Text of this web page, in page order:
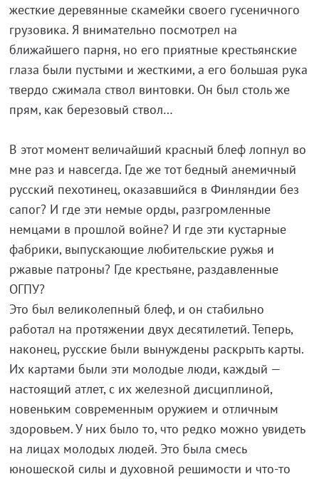
жесткие деревянные скамейки своего гусеничного
грузовика. Я внимательно посмотрел на
ближайшего парня, но его приятные крестьянские
глаза были пустыми и жесткими, а его большая рука
твердо сжимала ствол винтовки. Он был столь же
прям, как березовый ствол…
В этот момент величайший красный блеф лопнул во
мне раз и навсегда. Где же тот бедный анемичный
русский пехотинец, оказавшийся в Финляндии без
сапог? И где эти немые орды, разгромленные
немцами в прошлой войне? И где эти кустарные
фабрики, выпускающие любительские ружья и
ржавые патроны? Где крестьяне, раздавленные
ОГПУ?
Это был великолепный блеф, и он стабильно
работал на протяжении двух десятилетий. Теперь,
наконец, русские были вынуждены раскрыть карты.
Их картами были эти молодые люди, каждый —
настоящий атлет, с их железной дисциплиной,
новеньким современным оружием и отличным
здоровьем. У них было то, что редко можно увидеть
на лицах молодых людей. Это была смесь
юношеской силы и духовной решимости и что-то